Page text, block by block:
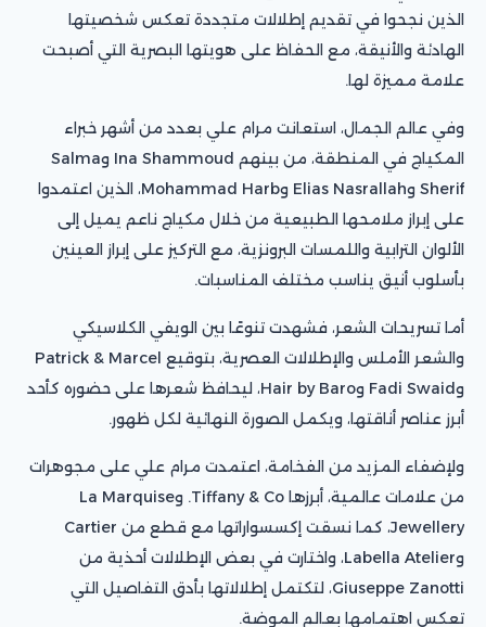
الذين نجحوا في تقديم إطلالات متجددة تعكس شخصيتها
الهادئة والأنيقة، مع الحفاظ على هويتها البصرية التي أصبحت
علامة مميزة لها.
وفي عالم الجمال، استعانت مرام علي بعدد من أشهر خبراء
المكياج في المنطقة، من بينهم Ina Shammoud وSalma
Sherif وElias Nasrallah وMohammad Harb، الذين اعتمدوا
على إبراز ملامحها الطبيعية من خلال مكياج ناعم يميل إلى
الألوان الترابية واللمسات البرونزية، مع التركيز على إبراز العينين
بأسلوب أنيق يناسب مختلف المناسبات.
أما تسريحات الشعر، فشهدت تنوعًا بين الويفي الكلاسيكي
والشعر الأملس والإطلالات العصرية، بتوقيع Patrick & Marcel
وFadi Swaid وHair by Baro، ليحافظ شعرها على حضوره كأحد
أبرز عناصر أناقتها، ويكمل الصورة النهائية لكل ظهور.
ولإضفاء المزيد من الفخامة، اعتمدت مرام علي على مجوهرات
من علامات عالمية، أبرزها Tiffany & Co. وLa Marquise
Jewellery، كما نسقت إكسسواراتها مع قطع من Cartier
وLabella Atelier، واختارت في بعض الإطلالات أحذية من
Giuseppe Zanotti، لتكتمل إطلالاتها بأدق التفاصيل التي
تعكس اهتمامها بعالم الموضة.